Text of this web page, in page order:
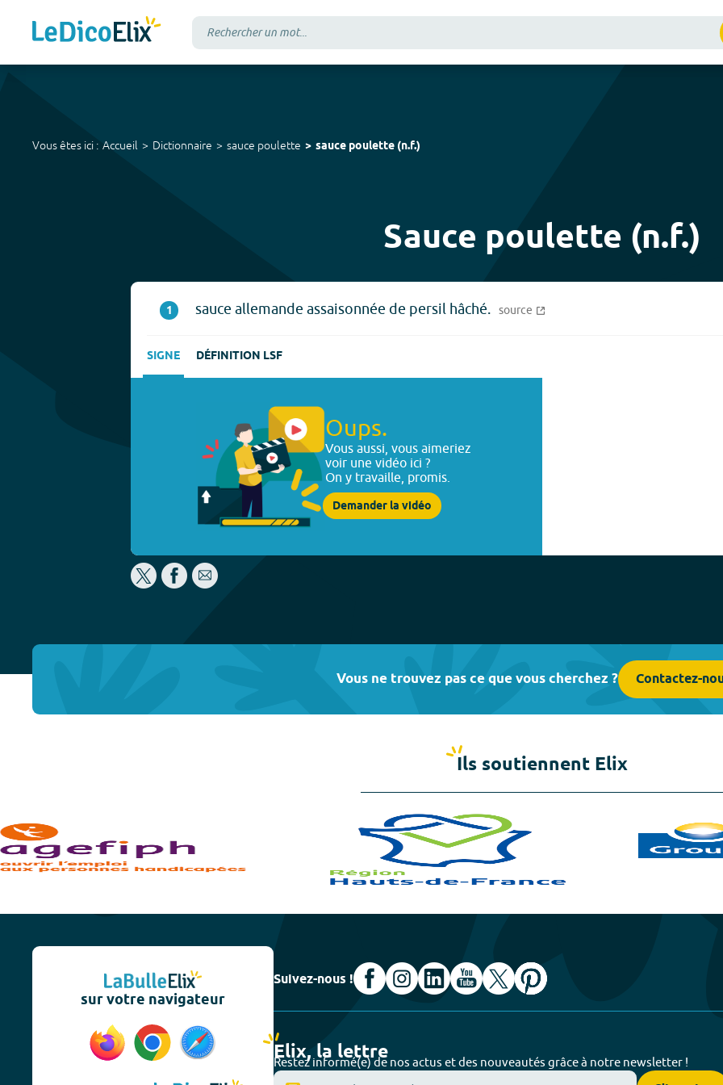
Vous êtes ici : Accueil Dictionnaire sauce poulette sauce poulette (n.f.)
Sauce poulette (n.f.)
1 sauce allemande assaisonnée de persil hâché. source
SIGNE DÉFINITION LSF
Oups.
Vous aussi, vous aimeriez
voir une vidéo ici ?
On y travaille, promis.
Demander la vidéo
Vous ne trouvez pas ce que vous cherchez ? Contactez-
Ils soutiennent Elix
sur votre navigateur
Suivez-nous !
Elix, la lettre
Restez informé(e) de nos actus et des nouveautés grâce à notre newsletter !